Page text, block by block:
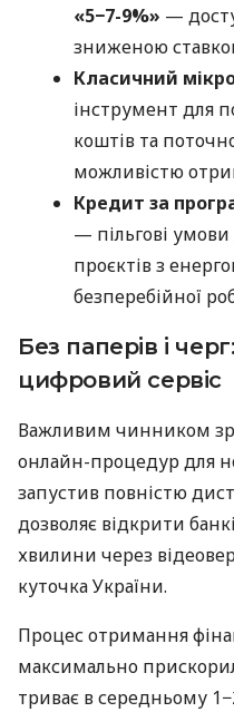
«5−7-9%» —
зниженою
Класичний
інструмент для
коштів та
можливістю
Кредит за
— пільгові
проєктів з
безперебійної
Без паперів і
цифровий сервіс
Важливим чинником
онлайн-процедур для
запустив повністю
дозволяє відкрити
хвилини через
куточка України.
Процес отримання
максимально
триває в середньому